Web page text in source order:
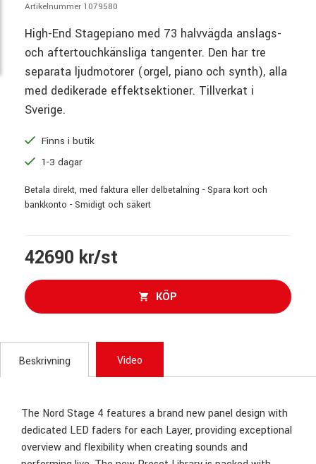
Artikelnummer 1079580
High-End Stagepiano med 73 halvvägda anslags-
och aftertouchkänsliga tangenter. Den har tre
separata ljudmotorer (orgel, piano och synth), alla
med dedikerade effektsektioner. Tillverkat i
Sverige.
Finns i butik
1-3 dagar
Betala direkt, med faktura eller delbetalning - Spara kort och
bankkonto - Smidigt och säkert
42690 kr/st
KÖP
Beskrivning Video
The Nord Stage 4 features a brand new panel design with
dedicated LED faders for each Layer, providing exceptional
overview and flexibility when creating sounds and